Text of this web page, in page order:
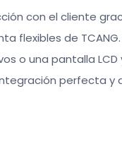
con el cliente
flexibles de
o una pantalla
perfecta y